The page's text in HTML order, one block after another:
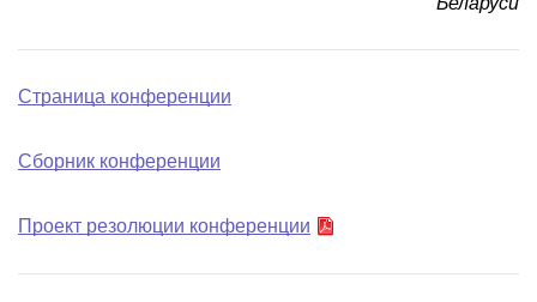
Страница конференции
Сборник конференции
Проект резолюции конференции